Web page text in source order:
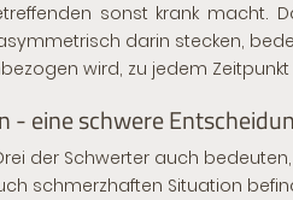
sonst krank macht.
darin stecken,
wird, zu jedem
- eine schwere
der Schwerter auch
schmerzhaften Situation